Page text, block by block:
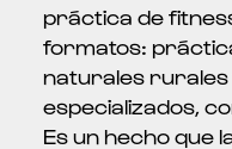
práctica de
formatos:
naturales rurales
especializados,
Es un hecho que